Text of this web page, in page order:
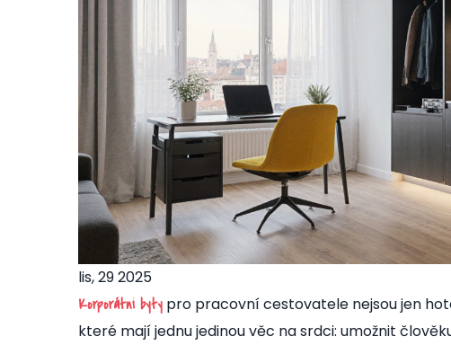
lis, 29 2025
Korporátní byty pro pracovní cestovatele nejsou jen
které mají jednu jedinou věc na srdci: umožnit